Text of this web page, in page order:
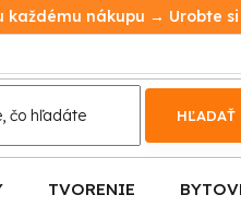
každému nákupu → Urobte
HĽADAŤ
TVORENIE